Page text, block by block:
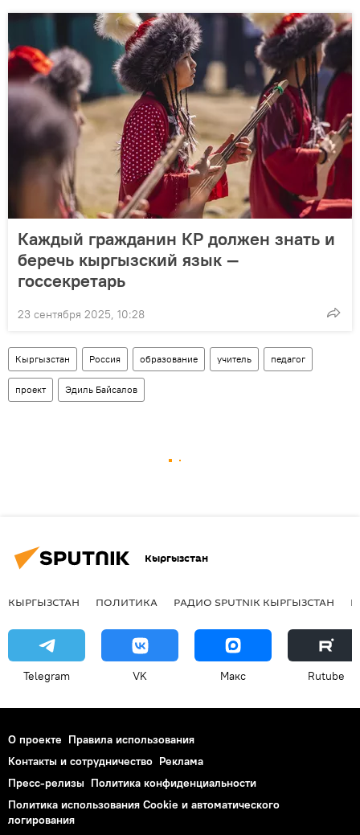
Каждый гражданин КР должен знать и
беречь кыргызский язык —
госсекретарь
23 сентября 2025, 10:28
Кыргызстан Россия образование учитель педагог
проект Эдиль Байсалов
Кыргызстан
КЫРГЫЗСТАН ПОЛИТИКА РАДИО SPUTNIK КЫРГЫЗСТАН
Telegram VK Макс Rutube
О проекте Правила использования
Контакты и сотрудничество Реклама
Пресс-релизы Политика конфиденциальности
Политика использования Cookie и автоматического
логирования